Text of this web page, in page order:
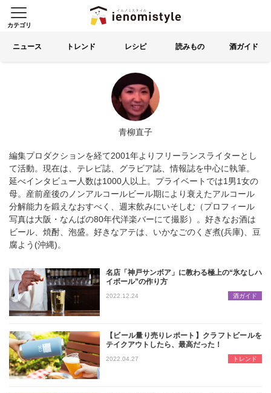
イエノミスタイル 家飲みを楽
カテゴリ
る
ニュース トレンド レシピ 読みもの 酒ガイド
青柳直子
編集プロダクションを経て2001年よりフリーランスライターとし
て活動。現在は、テレビ誌、グラビア誌、情報誌を中心に執筆。
延べインタビュー人数は1000人以上。プライベートでは1男1女の
母。産前産後のノンアルコールビール期により衰えたアルコール
分解能力を鍛えなおすべく、週末飲みにいそしむ（プロフィール
写真は大阪・なんばの80年代洋楽バーにて撮影）。好きなお酒は
ビール、焼酎、泡盛。好きなアテは、いかなごのくぎ煮(兵庫)、豆
腐よう(沖縄)。
名店「神戸サンボア」に教わる極上の“氷なしハ
イボール”の作り方
「サンボア」といえばハイボールの
2022.12.24 酒ガイド
【ビール量り売りレポート】クラフトビールを
テイクアウトしたら、最高だった！
日本の大手ビールメーカーが造って
2022.04.27 トレンド